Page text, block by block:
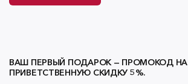
ВАШ ПЕРВЫЙ ПОДАРОК — ПРОМОКОД НА
ПРИВЕТСТВЕННУЮ СКИДКУ 5%.